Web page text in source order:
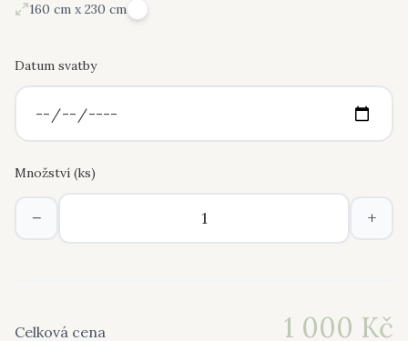
160 cm x 230 cm
Datum svatby
Množství (ks)
− +
Celková cena 1 000 Kč